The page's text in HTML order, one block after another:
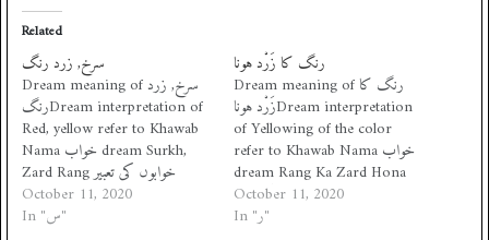
Related
سرخ, زرد رنگ
Dream meaning of سرخ, زرد
رنگDream interpretation of
Red, yellow refer to Khawab
Nama خواب dream Surkh,
Zard Rang خوابوں کی تعبیر
October 11, 2020
In "س"
رنگ کا زَرْد ہونا
Dream meaning of رنگ کا
زَرْد ہوناDream interpretation
of Yellowing of the color
refer to Khawab Nama خواب
dream Rang Ka Zard Hona
خوابوں کی تعبیر
October 11, 2020
In "ر"